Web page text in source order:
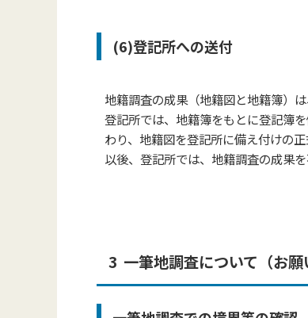
(6)登記所への送付
地籍調査の成果（地籍図と地籍簿）
登記所では、地籍簿をもとに登記簿
わり、 地籍図を登記所に備え付けの正
以後、登記所では、地籍調査の成果
3 一筆地調査について（お願